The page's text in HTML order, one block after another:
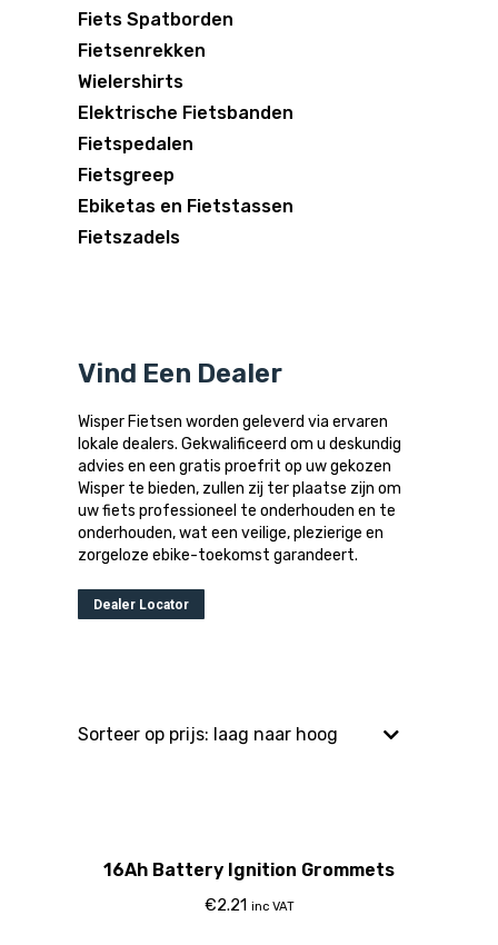
Fiets Spatborden
Fietsenrekken
Wielershirts
Elektrische Fietsbanden
Fietspedalen
Fietsgreep
Ebiketas en Fietstassen
Fietszadels
Vind Een Dealer
Wisper Fietsen worden geleverd via ervaren
lokale dealers. Gekwalificeerd om u deskundig
advies en een gratis proefrit op uw gekozen
Wisper te bieden, zullen zij ter plaatse zijn om
uw fiets professioneel te onderhouden en te
onderhouden, wat een veilige, plezierige en
zorgeloze ebike-toekomst garandeert.
Dealer Locator
16Ah Battery Ignition Grommets
€2.21 inc VAT